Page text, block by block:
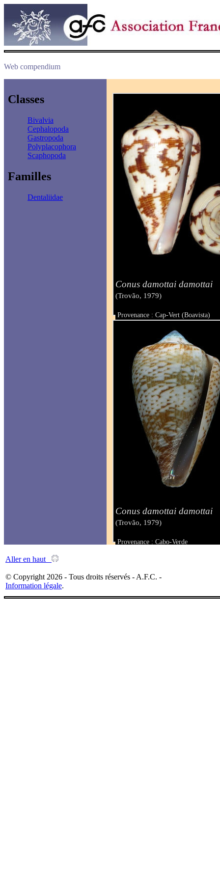
Web compendium
Classes
Bivalvia
Cephalopoda
Gastropoda
Polyplacophora
Scaphopoda
Familles
Dentaliidae
Conus damottai damottai
(Trovão, 1979)
Provenance : Cap-Vert (Boavista)
Taille : 24.7 mm
Conus damottai damottai
(Trovão, 1979)
Provenance : Cabo-Verde
Aller en haut
© Copyright 2026 - Tous droits réservés - A.F.C. -
Information légale.